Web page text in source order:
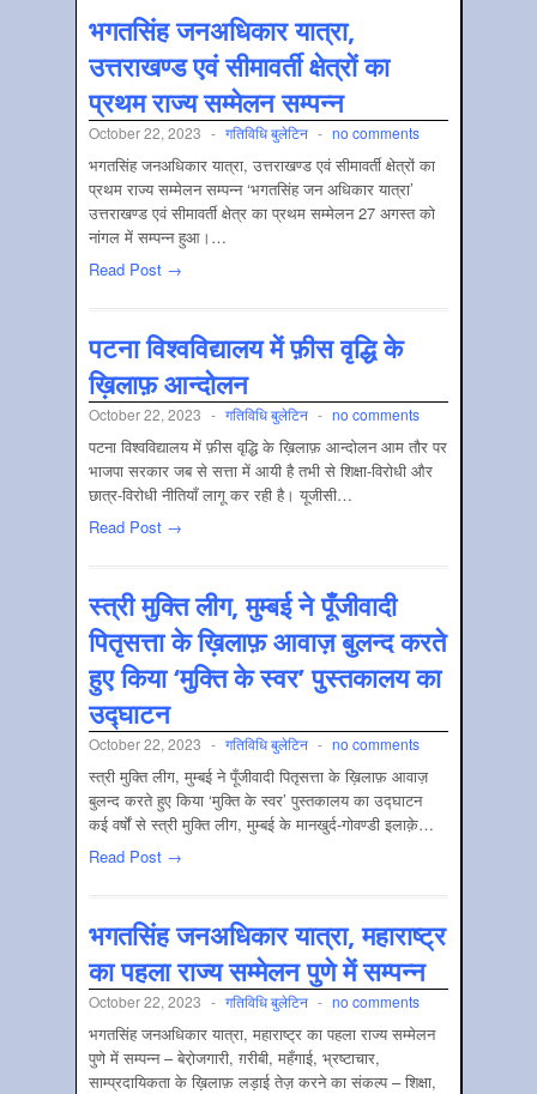
भगतसिंह जनअधिकार यात्रा,
उत्तराखण्ड एवं सीमावर्ती क्षेत्रों का
प्रथम राज्य सम्मेलन सम्पन्न
October 22, 2023 - गतिविधि बुलेटिन - no comments
भगतसिंह जनअधिकार यात्रा, उत्तराखण्ड एवं सीमावर्ती क्षेत्रों का
प्रथम राज्य सम्मेलन सम्पन्न ‘भगतसिंह जन अधिकार यात्रा’
उत्तराखण्ड एवं सीमावर्ती क्षेत्र का प्रथम सम्मेलन 27 अगस्त को
नांगल में सम्पन्न हुआ।…
Read Post →
पटना विश्वविद्यालय में फ़ीस वृद्धि के
ख़िलाफ़ आन्दोलन
October 22, 2023 - गतिविधि बुलेटिन - no comments
पटना विश्वविद्यालय में फ़ीस वृद्धि के ख़िलाफ़ आन्दोलन आम तौर पर
भाजपा सरकार जब से सत्ता में आयी है तभी से शिक्षा-विरोधी और
छात्र-विरोधी नीतियाँ लागू कर रही है। यूजीसी…
Read Post →
स्त्री मुक्ति लीग, मुम्बई ने पूँजीवादी
पितृसत्ता के ख़िलाफ़ आवाज़ बुलन्द करते
हुए किया ‘मुक्ति के स्वर’ पुस्तकालय का
उद्घाटन
October 22, 2023 - गतिविधि बुलेटिन - no comments
स्त्री मुक्ति लीग, मुम्बई ने पूँजीवादी पितृसत्ता के ख़िलाफ़ आवाज़
बुलन्द करते हुए किया ‘मुक्ति के स्वर’ पुस्तकालय का उद्घाटन
कई वर्षों से स्त्री मुक्ति लीग, मुम्बई के मानखुर्द-गोवण्डी इलाक़े…
Read Post →
भगतसिंह जनअधिकार यात्रा, महाराष्ट्र
का पहला राज्य सम्मेलन पुणे में सम्पन्न
October 22, 2023 - गतिविधि बुलेटिन - no comments
भगतसिंह जनअधिकार यात्रा, महाराष्ट्र का पहला राज्य सम्मेलन
पुणे में सम्पन्न – बेरो़जगारी, ग़रीबी, महँगाई, भ्रष्टाचार,
साम्प्रदायिकता के ख़िलाफ़ लड़ाई तेज़ करने का संकल्प – शिक्षा,